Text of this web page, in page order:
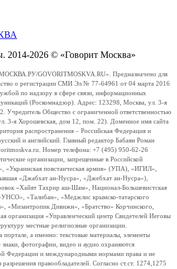
2014-2026 © «Говорит Москва»
GOVORITMOSKVA.RU». Предназначено для
о регистрации СМИ Эл № 77-64961 от 04 марта 2016
по надзору в сфере связи, информационных
(Роскомнадзор). Адрес: 123298, Москва, ул. 3-я
Учредитель Общество с ограниченной ответственностью
3-я Хорошевская, дом 12, пом. 22). Доменное имя сайта
распространения – Российская Федерация и
и английский. Главный редактор Бабаян Роман
Номер телефона: +7 (495) 950-62-26
организации, запрещенные в Российской
«Украинская повстанческая армия» (УПА), «ИГИЛ»,
«Джабхат ан-Нусра», «Джебхат ан-Нусра»),
«Хайят Тахрир аш-Шам», Национал-Большевистская
«Талибан», «Меджлис крымско-татарского
«Мизантропик Дивижн», «Братство» Корчинского,
организация «Управленческий центр Свидетелей Иеговы
местные религиозные организации.
а именно: текстовые материалы, элементы
знаки, фотографии, видео и аудио охраняются
Федерации и международными нормами права и не
правообладателей. Согласно ст.ст. 1274,1275